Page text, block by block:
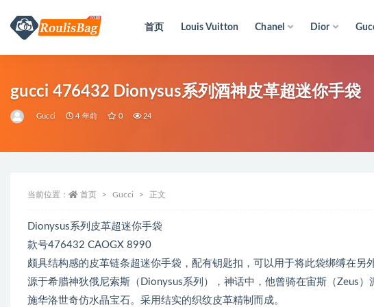
首页 Louis Vuitton Chanel Dior
gucci 476432 Dionysus系列酒神皮革超迷你手袋
Gucci 4 年前 0 24
当前位置： 首页 Gucci 正文
Dionysus系列皮革超迷你手袋
款号476432 CAOGX 8990
颇具结构感的皮革链条超迷你手袋，配有钥匙扣，可以用于将此袋绑缚在
源于希腊神狄俄尼索斯（Dionysus系列），神话中，他曾骑在宙斯（Zeus
施华洛世奇仿水晶宝石。采用结实的织纹皮革精制而成。